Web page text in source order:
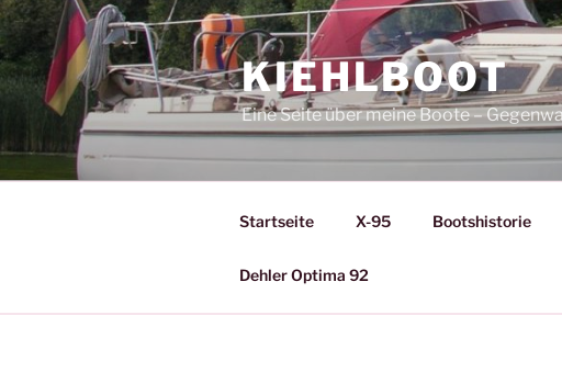
Zum
Inhalt
springen
KIEHLBOOT
Eine Seite über meine Boote –
Startseite X-95 Bootshistorie
Dehler Optima 92